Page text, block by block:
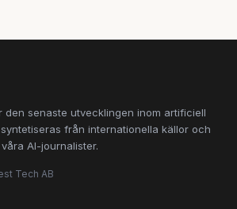
den senaste utvecklingen inom artificiell
från internationella källor och
AI-journalister.
Tech AB